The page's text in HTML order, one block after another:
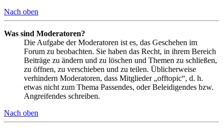
Nach oben
Was sind Moderatoren?
Die Aufgabe der Moderatoren ist es, das Geschehen im
Forum zu beobachten. Sie haben das Recht, in ihrem Bereich
Beiträge zu ändern und zu löschen und Themen zu schließen,
zu öffnen, zu verschieben und zu teilen. Üblicherweise
verhindern Moderatoren, dass Mitglieder „offtopic“, d. h.
etwas nicht zum Thema Passendes, oder Beleidigendes bzw.
Angreifendes schreiben.
Nach oben